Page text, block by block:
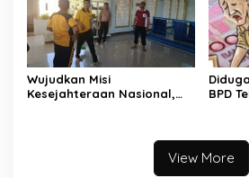
Wujudkan Misi
Kesejahteraan Nasional,
BPD
View More